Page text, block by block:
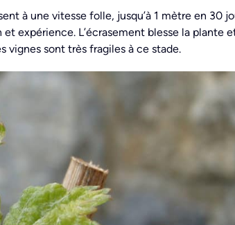
à une vitesse folle, jusqu’à 1 mètre en 30
expérience. L’écrasement blesse la plante
vignes sont très fragiles à ce stade.